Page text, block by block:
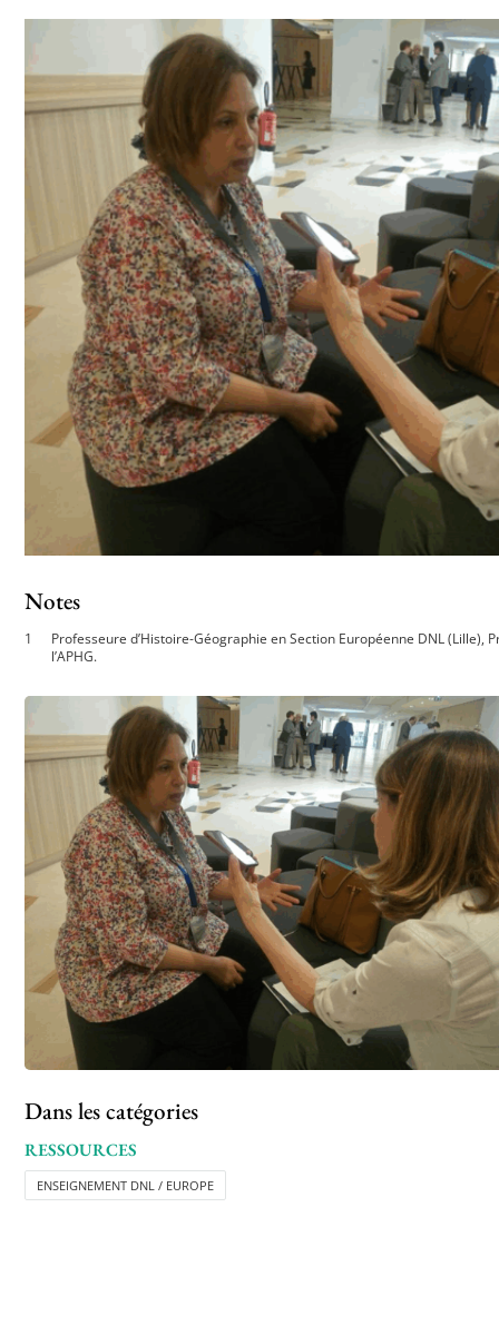
Notes
Professeure d’Histoire-Géographie en Section Européenne DNL (Lille),
l’APHG.
Dans les catégories
RESSOURCES
ENSEIGNEMENT DNL / EUROPE